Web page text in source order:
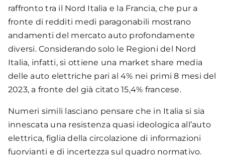
raffronto tra il Nord Italia e la Francia, che pur a
fronte di redditi medi paragonabili mostrano
andamenti del mercato auto profondamente
diversi. Considerando solo le Regioni del Nord
Italia, infatti, si ottiene una market share media
delle auto elettriche pari al 4% nei primi 8 mesi del
2023, a fronte del già citato 15,4% francese.
Numeri simili lasciano pensare che in Italia si sia
innescata una resistenza quasi ideologica all’auto
elettrica, figlia della circolazione di informazioni
fuorvianti e di incertezza sul quadro normativo.